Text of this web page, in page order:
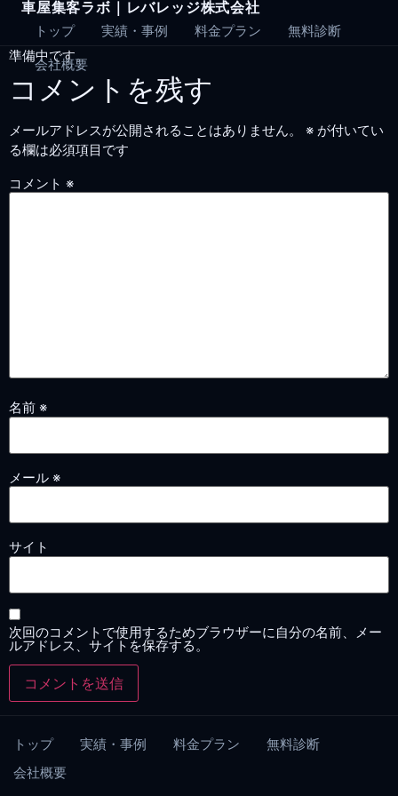
Skip
content
車屋集客ラボ｜レバレッジ株式会社
トップ 実績・事例 料金プラン
無料診断
会社概要
準備中です。
コメントを残す
メールアドレスが公開されることはありません。 ※ が付いてい
る欄は必須項目です
コメント ※
名前 ※
メール ※
サイト
次回のコメントで使用するためブラウザーに自分の名前、メー
ルアドレス、サイトを保存する。
トップ 実績・事例 料金プラン
無料診断
会社概要